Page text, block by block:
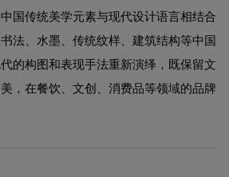
国传统美学元素与现代设计语言相结合
法、水墨、传统纹样、建筑结构等中国
的构图和表现手法重新演绎，既保留文
，在餐饮、文创、消费品等领域的品牌